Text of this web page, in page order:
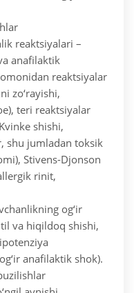
reaktsiyalari –
anafilaktik
reaktsiyalar
zo‘rayishi,
teri reaktsiyalar
shishi,
shu jumladan toksik
Stivens-Djonson
rinit,
og‘ir
va hiqildoq shishi,
anafilaktik shok).